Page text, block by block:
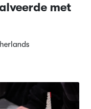
met